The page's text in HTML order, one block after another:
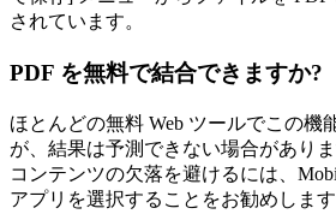
されています。
PDF を無料で結合できますか?
ほとんどの無料 Web ツールでこの機
が、結果は予測できない場合があり
コンテンツの欠落を避けるには、
アプリを選択することをお勧めします